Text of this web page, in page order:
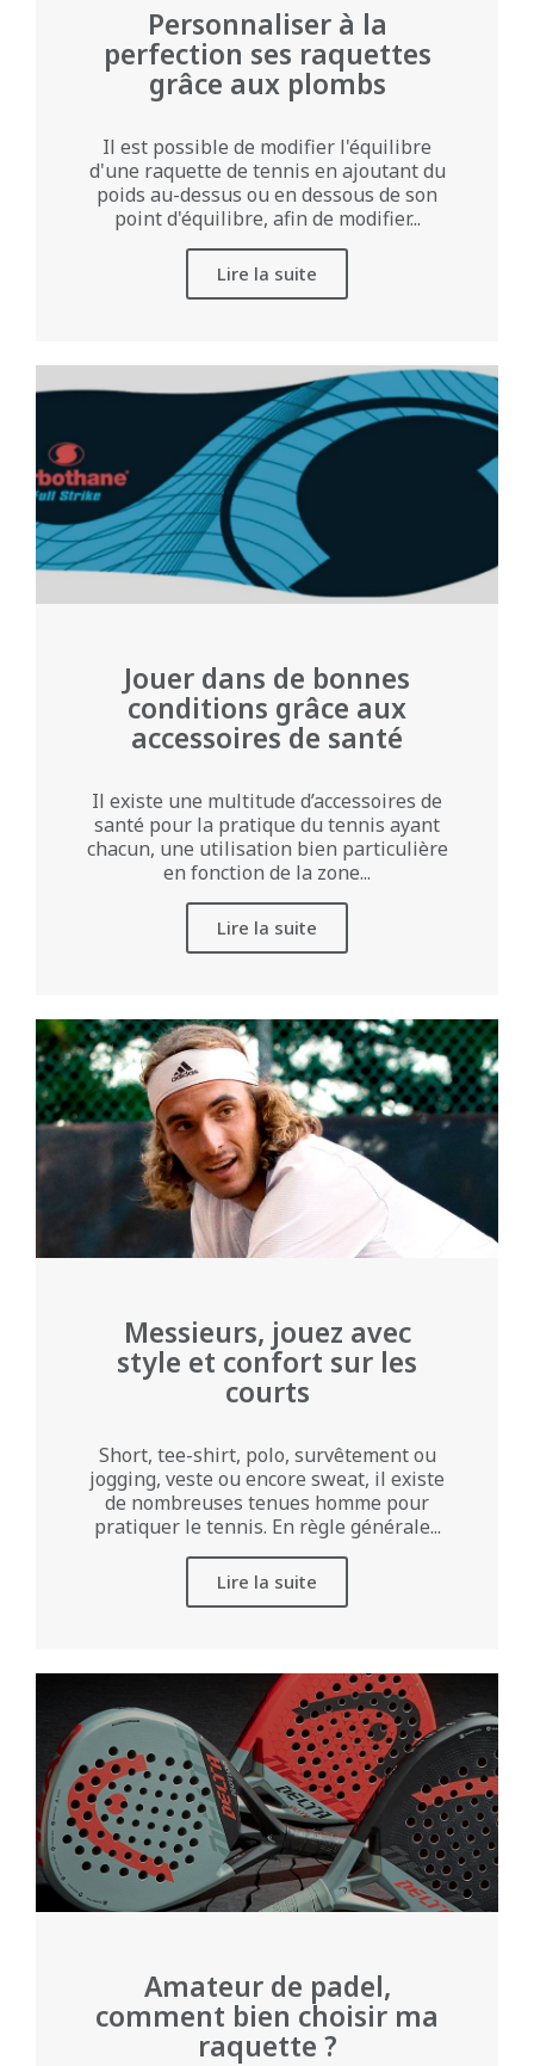
Personnaliser à la
perfection ses raquettes
grâce aux plombs
Il est possible de modifier l'équilibre
d'une raquette de tennis en ajoutant du
poids au-dessus ou en dessous de son
point d'équilibre, afin de modifier...
Lire la suite
Jouer dans de bonnes
conditions grâce aux
accessoires de santé
Il existe une multitude d’accessoires de
santé pour la pratique du tennis ayant
chacun, une utilisation bien particulière
en fonction de la zone...
Lire la suite
Messieurs, jouez avec
style et confort sur les
courts
Short, tee-shirt, polo, survêtement ou
jogging, veste ou encore sweat, il existe
de nombreuses tenues homme pour
pratiquer le tennis. En règle générale...
Lire la suite
Amateur de padel,
comment bien choisir ma
raquette ?